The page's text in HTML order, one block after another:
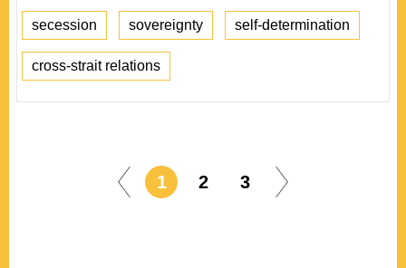
secession sovereignty self-determination
cross-strait relations
1 2 3